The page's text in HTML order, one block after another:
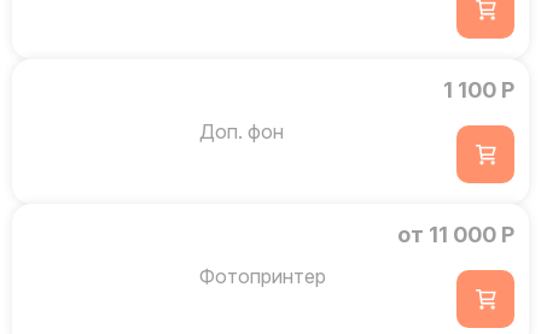
Доп. фон
1 100 Р
Фотопринтер
от 11 000 Р